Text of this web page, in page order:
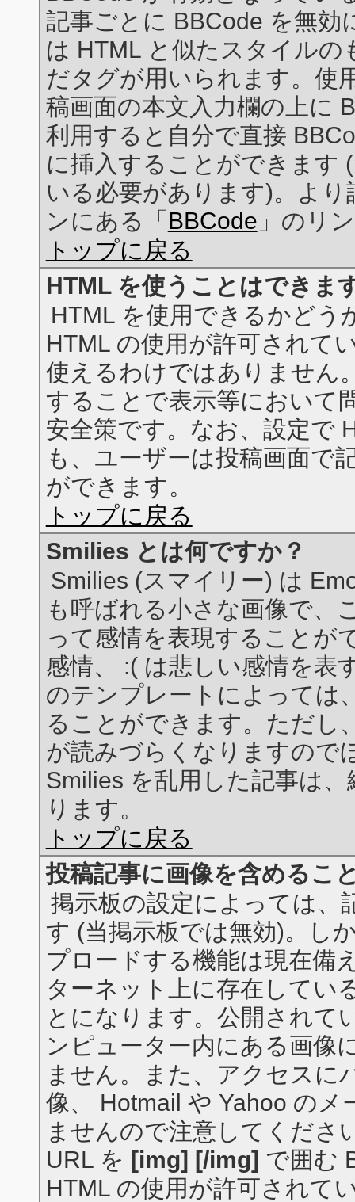
記事ごとに BBCode を無
は HTML と似たスタイル
だタグが用いられます。使
稿画面の本文入力欄の上に
利用すると自分で直接
に挿入することができます
いる必要があります)。よ
ンにある「 BBCode 」のリ
トップに戻る
HTML を使うことはできま
HTML を使用できるかどう
HTML の使用が許可されて
使えるわけではありません
することで表示等において
安全策です。なお、設定で
も、ユーザーは投稿画面で
ができます。
トップに戻る
Smilies とは何ですか？
Smilies (スマイリー) は
も呼ばれる小さな画像で、
って感情を表現することが
感情、 :( は悲しい感情を表
のテンプレートによっては
ることができます。ただし
が読みづらくなりますので
Smilies を乱用した記事は
ります。
トップに戻る
投稿記事に画像を含めるこ
掲示板の設定によっては、
す (当掲示板では無効)。し
プロードする機能は現在備
ターネット上に存在してい
とになります。公開されて
ンピューター内にある画像
ません。また、アクセスに
像、 Hotmail や Yahoo の
ませんので注意してくださ
URL を [img] [/img] で囲む
HTML の使用が許可されて